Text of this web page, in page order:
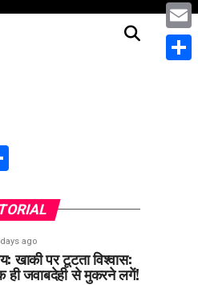
ago
खाकी पर टूटता विश्वास:
ही जवाबदेही से मुकरने लगें!
Email